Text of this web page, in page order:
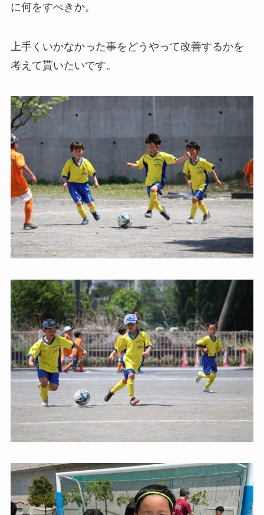
に何をすべきか。
上手くいかなかった事をどうやって改善するかを
考えて貰いたいです。